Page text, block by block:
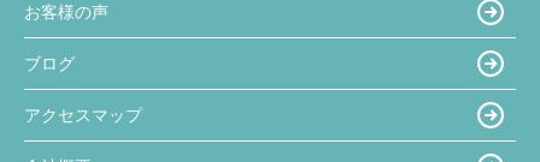
お客様の声
ブログ
アクセスマップ